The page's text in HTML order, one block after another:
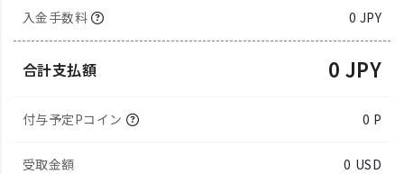
入金手数料 0 JPY
合計支払額 0 JPY
付与予定Pコイン 0 P
受取金額 0 USD